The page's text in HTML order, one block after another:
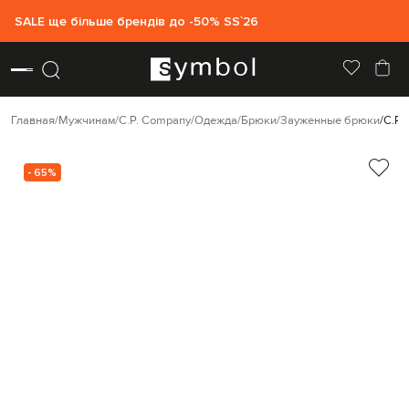
SALE ще більше брендів до -50% SS`26
Главная Мужчинам C.P. Company Одежда Брюки Зауженные брюки C.P.
- 65%